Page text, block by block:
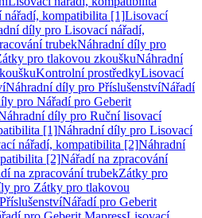
kompatibilita [1]Lisovací
díly pro Lisovací nářadí,
trubekNáhradní díly pro
pro tlakovou zkouškuNáhradní
Kontrolní prostředkyLisovací
Náhradní díly pro PříslušenstvíNářadí
pro Nářadí pro Geberit
díly pro Ruční lisovací
[1]Náhradní díly pro Lisovací
nářadí, kompatibilita [2]Náhradní
[2]Nářadí na zpracování
na zpracování trubekZátky pro
pro Zátky pro tlakovou
PříslušenstvíNářadí pro Geberit